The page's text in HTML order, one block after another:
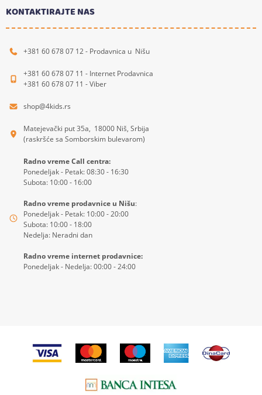
KONTAKTIRAJTE NAS
+381 60 678 07 12 - Prodavnica u Nišu
+381 60 678 07 11 - Internet Prodavnica
+381 60 678 07 11 - Viber
shop@4kids.rs
Matejevački put 35a, 18000 Niš, Srbija
(raskršće sa Somborskim bulevarom)
Radno vreme Call centra:
Ponedeljak - Petak: 08:30 - 16:30
Subota: 10:00 - 16:00
Radno vreme prodavnice u Nišu:
Ponedeljak - Petak: 10:00 - 20:00
Subota: 10:00 - 18:00
Nedelja: Neradni dan
Radno vreme internet prodavnice:
Ponedeljak - Nedelja: 00:00 - 24:00